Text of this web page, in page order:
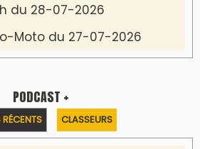
du 28-07-2026
Moto du 27-07-2026
PODCAST +
RÉCENTS CLASSEURS